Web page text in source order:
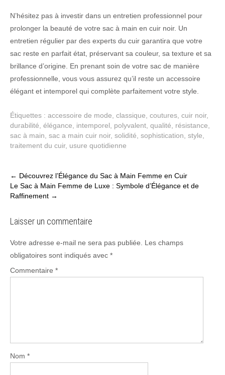
N’hésitez pas à investir dans un entretien professionnel pour
prolonger la beauté de votre sac à main en cuir noir. Un
entretien régulier par des experts du cuir garantira que votre
sac reste en parfait état, préservant sa couleur, sa texture et sa
brillance d’origine. En prenant soin de votre sac de manière
professionnelle, vous vous assurez qu’il reste un accessoire
élégant et intemporel qui complète parfaitement votre style.
Étiquettes : accessoire de mode classique coutures cuir noir,
durabilité élégance intemporel polyvalent qualité résistance
sac à main sac a main cuir noir, solidité sophistication style
traitement du cuir, usure quotidienne
Post
navigation
← Découvrez l’Élégance du Sac à Main Femme en Cuir
Le Sac à Main Femme de Luxe : Symbole d’Élégance et de
Raffinement →
Laisser un commentaire
Votre adresse e-mail ne sera pas publiée.
Les champs
obligatoires sont indiqués avec *
Commentaire *
Nom *